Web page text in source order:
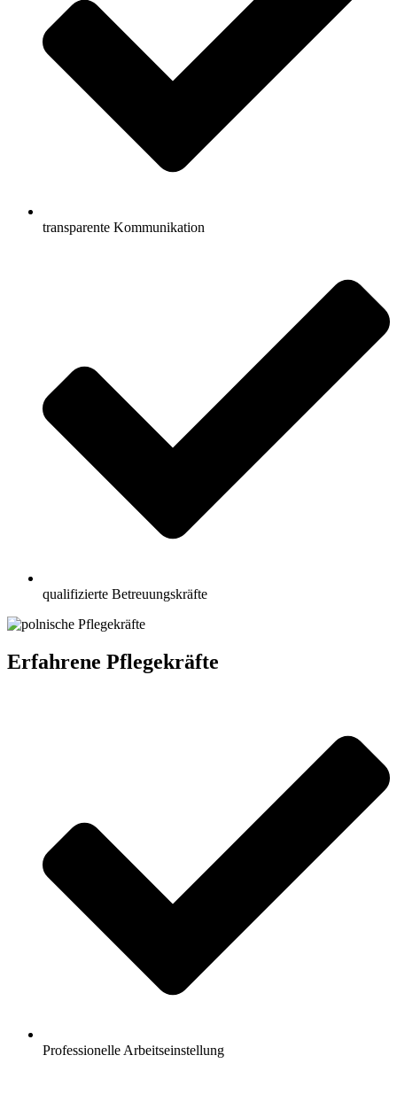
transparente Kommunikation
qualifizierte Betreuungskräfte
Erfahrene Pflegekräfte
Professionelle Arbeitseinstellung